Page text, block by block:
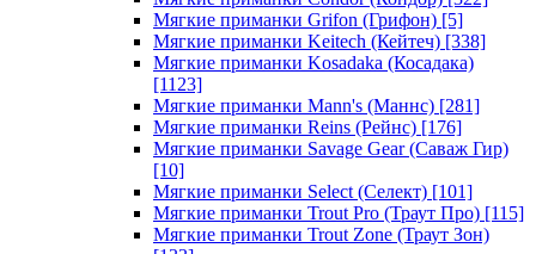
Мягкие приманки Grifon (Грифон) [5]
Мягкие приманки Keitech (Кейтеч) [338]
Мягкие приманки Kosadaka (Косадака)
[1123]
Мягкие приманки Mann's (Маннс) [281]
Мягкие приманки Reins (Рейнс) [176]
Мягкие приманки Savage Gear (Саваж Гир)
[10]
Мягкие приманки Select (Селект) [101]
Мягкие приманки Trout Pro (Траут Про) [115]
Мягкие приманки Trout Zone (Траут Зон)